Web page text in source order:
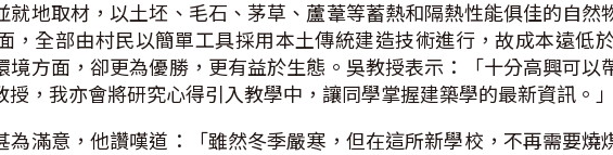
就地取材，以土坯、毛石、茅草、蘆葦等蓄熱和隔熱性能俱佳的自
，全部由村民以簡單工具採用本土傳統建造技術進行，故成本遠低
境方面，卻更為優勝，更有益於生態。吳教授表示：「十分高興可
，我亦會將研究心得引入教學中，讓同學掌握建築學的最新資訊。」
為滿意，他讚嘆道：「雖然冬季嚴寒，但在這所新學校，不再需要